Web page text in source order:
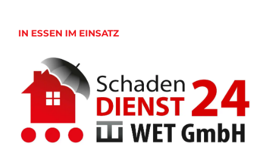
IN ESSEN IM EINSATZ